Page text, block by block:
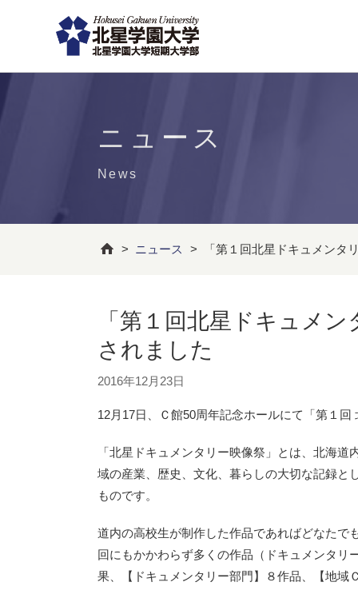
ニュース
News
> ニュース > 「第１回北星ドキュメンタ
「第１回北星ドキュメ
されました
2016年12月23日
12月17日、Ｃ館50周年記念ホールにて「第１回
「北星ドキュメンタリー映像祭」とは、北海
域の産業、歴史、文化、暮らしの大切な記録と
ものです。
道内の高校生が制作した作品であればどなたで
回にもかかわらず多くの作品（ドキュメンタリ
果、【ドキュメンタリー部門】８作品、【地域